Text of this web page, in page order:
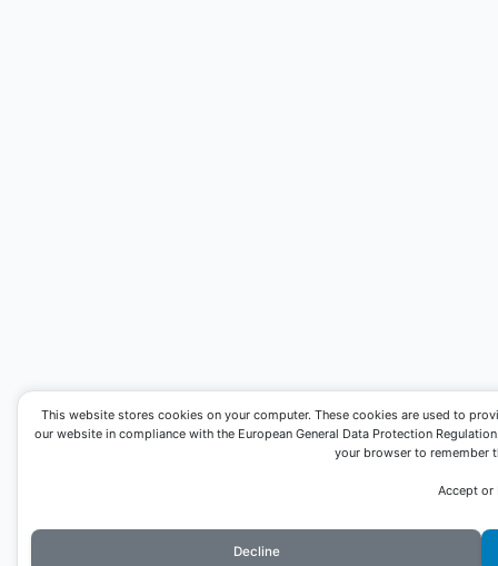
This website stores cookies on your computer. These cookies are used to
our website in compliance with the European General Data Protection
your browser to remember
Accept or
Decline